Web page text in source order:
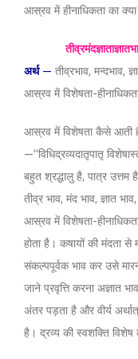
आस्रव में हीनाधिकता का
अर्थ— तीव्रभाव, मन्दभाव,
आस्रव में विशेषता-
आस्रव में विशेषता कैसे आती
—‘‘विधिद्रव्यदातृपातृ
बहुत श्रद्धालु है, पात्र उत्तम
तीव्र भाव, मंद भाव, ज्ञात
आस्रव में विशेषता-
होता है। कषायों की मंदता से
संकल्पपूर्वक भाव कर उसे
जाने प्रवृत्ति करना
अंतर पड़ता है और वीर्य
है। द्रव्य की स्वशक्ति विशेष